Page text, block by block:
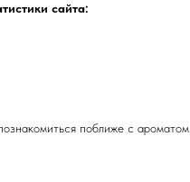
сайта:
поближе с ароматом.